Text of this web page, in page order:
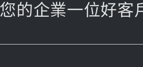
的企業一位好客